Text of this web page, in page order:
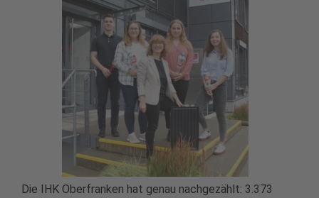
Die IHK Oberfranken hat genau nachgezählt: 3.373